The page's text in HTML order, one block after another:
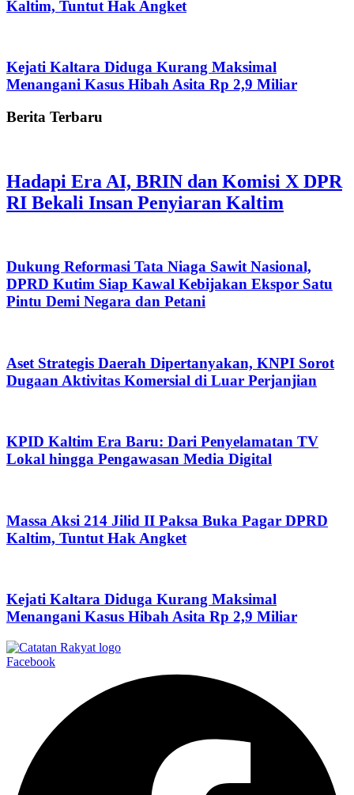
Kaltim, Tuntut Hak Angket
Kejati Kaltara Diduga Kurang Maksimal
Menangani Kasus Hibah Asita Rp 2,9 Miliar
Berita Terbaru
Hadapi Era AI, BRIN dan Komisi X DPR
RI Bekali Insan Penyiaran Kaltim
Dukung Reformasi Tata Niaga Sawit Nasional,
DPRD Kutim Siap Kawal Kebijakan Ekspor Satu
Pintu Demi Negara dan Petani
Aset Strategis Daerah Dipertanyakan, KNPI Sorot
Dugaan Aktivitas Komersial di Luar Perjanjian
KPID Kaltim Era Baru: Dari Penyelamatan TV
Lokal hingga Pengawasan Media Digital
Massa Aksi 214 Jilid II Paksa Buka Pagar DPRD
Kaltim, Tuntut Hak Angket
Kejati Kaltara Diduga Kurang Maksimal
Menangani Kasus Hibah Asita Rp 2,9 Miliar
Facebook